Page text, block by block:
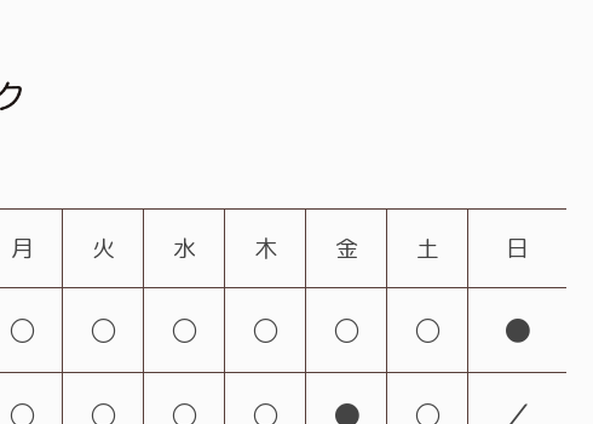
月 火 水 木 金 土 日
○ ○ ○ ○ ○ ○ ●
○ ○ ○ ○ ● ○ ／